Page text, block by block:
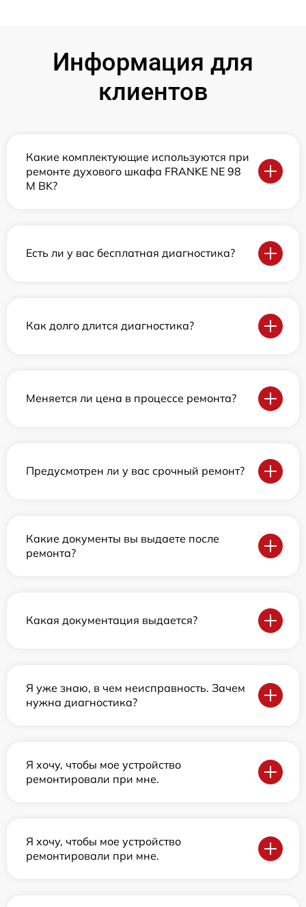
Информация для
клиентов
Какие комплектующие используются при
ремонте духового шкафа FRANKE NE 98
M BK?
Есть ли у вас бесплатная диагностика?
Как долго длится диагностика?
Меняется ли цена в процессе ремонта?
Предусмотрен ли у вас срочный ремонт?
Какие документы вы выдаете после
ремонта?
Какая документация выдается?
Я уже знаю, в чем неисправность. Зачем
нужна диагностика?
Я хочу, чтобы мое устройство
ремонтировали при мне.
Я хочу, чтобы мое устройство
ремонтировали при мне.